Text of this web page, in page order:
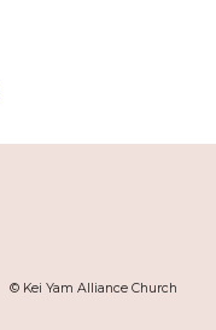
© Kei Yam Alliance Church